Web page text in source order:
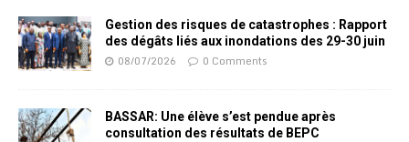
Gestion des risques de catastrophes : Rapport
des dégâts liés aux inondations des 29-30 juin
08/07/2026 0 Comments
BASSAR: Une élève s’est pendue après
consultation des résultats de BEPC